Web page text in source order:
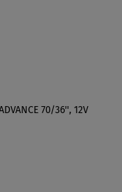
70/36'', 12V